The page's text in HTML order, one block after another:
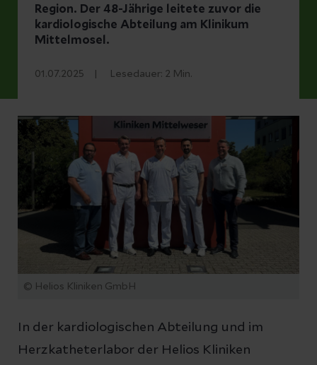
Region. Der 48-Jährige leitete zuvor die
kardiologische Abteilung am Klinikum
Mittelmosel.
01.07.2025 Lesedauer: 2 Min.
© Helios Kliniken GmbH
In der kardiologischen Abteilung und im
Herzkatheterlabor der Helios Kliniken